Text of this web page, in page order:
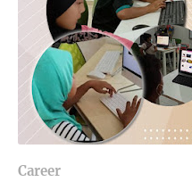
Career